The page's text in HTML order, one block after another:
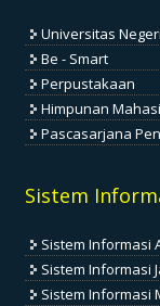
Universitas
Be - Smart
Perpustakaan
Himpunan
Pascasarjana
Sistem
Sistem Informasi
Sistem Informasi
Sistem Informasi